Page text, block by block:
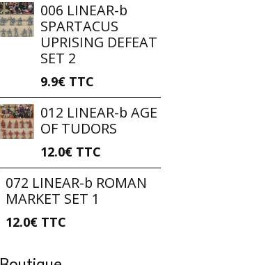
006 LINEAR-b
SPARTACUS
UPRISING DEFEAT
SET 2
9.9€ TTC
012 LINEAR-b AGE
OF TUDORS
12.0€ TTC
072 LINEAR-b ROMAN
MARKET SET 1
12.0€ TTC